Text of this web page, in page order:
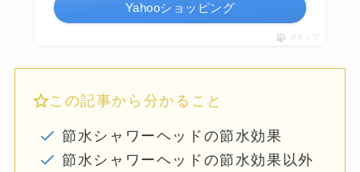
Yahooショッピング
ポチップ
この記事から分かること
節水シャワーヘッドの節水効果
節水シャワーヘッドの節水効果以外